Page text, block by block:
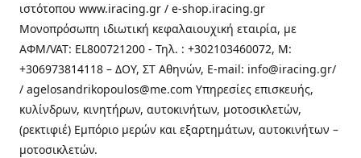
ιστότοπου www.iracing.gr / e-shop.iracing.gr
Μονοπρόσωπη ιδιωτική κεφαλαιουχική εταιρία, με
ΑΦΜ/VAT: EL800721200 - Τηλ. : +302103460072, M:
+306973814118 – ΔΟΥ, ΣΤ Αθηνών, E-mail: info@iracing.gr/
/ agelosandrikopoulos@me.com Υπηρεσίες επισκευής,
κυλίνδρων, κινητήρων, αυτοκινήτων, μοτοσικλετών,
(ρεκτιφιέ) Εμπόριο μερών και εξαρτημάτων, αυτοκινήτων –
μοτοσικλετών.